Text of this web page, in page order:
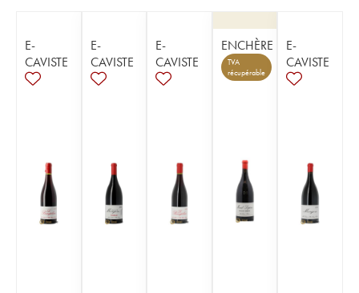
E-
CAVISTE
E-
CAVISTE
E-
CAVISTE
ENCHÈRE
TVA
récupérable
E-
CAVISTE